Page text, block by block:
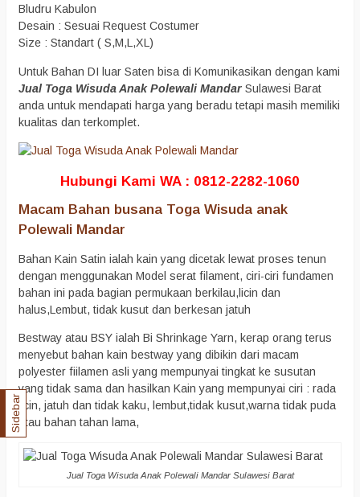
Bludru Kabulon
Desain : Sesuai Request Costumer
Size : Standart ( S,M,L,XL)
Untuk Bahan DI luar Saten bisa di Komunikasikan dengan kami
Jual Toga Wisuda Anak Polewali Mandar Sulawesi Barat
anda untuk mendapati harga yang beradu tetapi masih memiliki
kualitas dan terkomplet.
Hubungi Kami WA : 0812-2282-1060
Macam Bahan busana Toga Wisuda anak
Polewali Mandar
Bahan Kain Satin ialah kain yang dicetak lewat proses tenun
dengan menggunakan Model serat filament, ciri-ciri fundamen
bahan ini pada bagian permukaan berkilau,licin dan
halus,Lembut, tidak kusut dan berkesan jatuh
Bestway atau BSY ialah Bi Shrinkage Yarn, kerap orang terus
menyebut bahan kain bestway yang dibikin dari macam
polyester fiilamen asli yang mempunyai tingkat ke susutan
yang tidak sama dan hasilkan Kain yang mempunyai ciri : rada
licin, jatuh dan tidak kaku, lembut,tidak kusut,warna tidak puda
atau bahan tahan lama,
Jual Toga Wisuda Anak Polewali Mandar Sulawesi Barat
Sidebar